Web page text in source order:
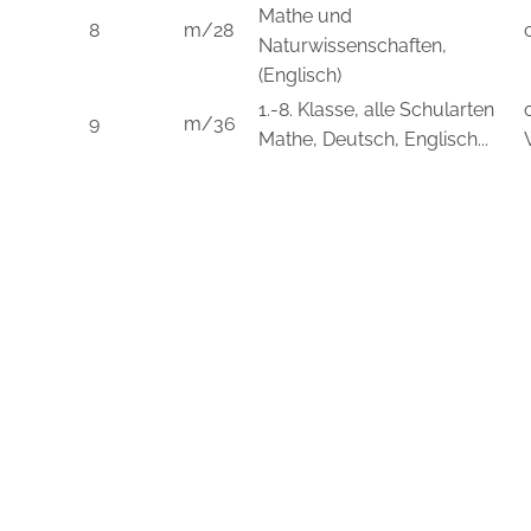
8 m/28
Mathe und
Naturwissenschaften,
(Englisch)
9 m/36
1.-8. Klasse, alle Schularten
Mathe, Deutsch, Englisch...